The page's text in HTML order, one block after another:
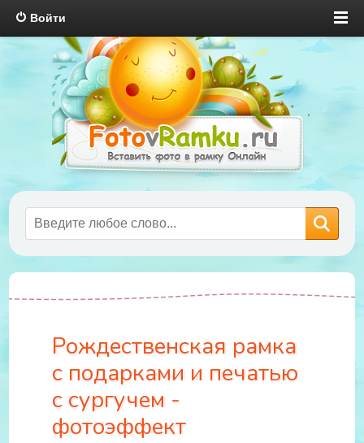
Войти
Рождественская рамка
с подарками и печатью
с сургучем -
фотоэффект